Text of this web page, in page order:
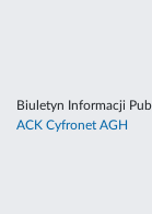
Biuletyn Informacji
ACK Cyfronet AGH